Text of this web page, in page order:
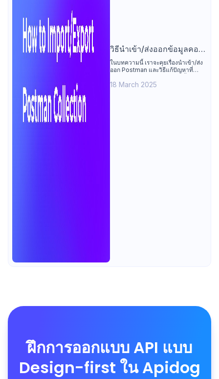
วิธีนำเข้า/ส่งออกข้อมูลคอล
เลกชันใน Postman
ในบทความนี้ เราจะคุยเรื่องนำเข้า/ส่ง
ออก Postman และวิธีแก้ปัญหาที่
18 March 2025
ฝึกการออกแบบ API แบบ
Design-first ใน Apidog